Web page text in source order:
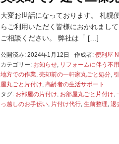
大変お世話になっております。 札幌
らご利用いただく皆様におかれまし
ご相談ください。 弊社は「 […]
公開済み: 2024年1月12日 作成者: 便利屋
カテゴリー: お知らせ リフォームに伴う不
地方での作業 売却前の一軒家丸ごと処分
屋丸ごと片付け 高齢者の生活サポート
タグ: お部屋の片付け お部屋丸ごと片付け
っ越しのお手伝い 片付け代行 生前整理 退